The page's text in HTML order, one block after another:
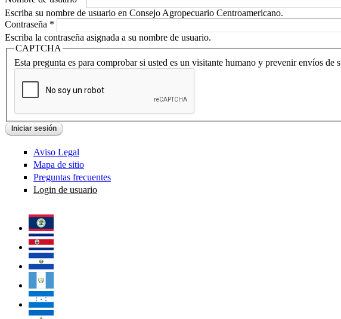
Escriba su nombre de usuario en Consejo Agropecuario Centroamericano.
Contraseña *
Escriba la contraseña asignada a su nombre de usuario.
CAPTCHA
Esta pregunta es para comprobar si usted es un visitante humano y prevenir envíos de
Aviso Legal
Mapa de sitio
Preguntas frecuentes
Login de usuario